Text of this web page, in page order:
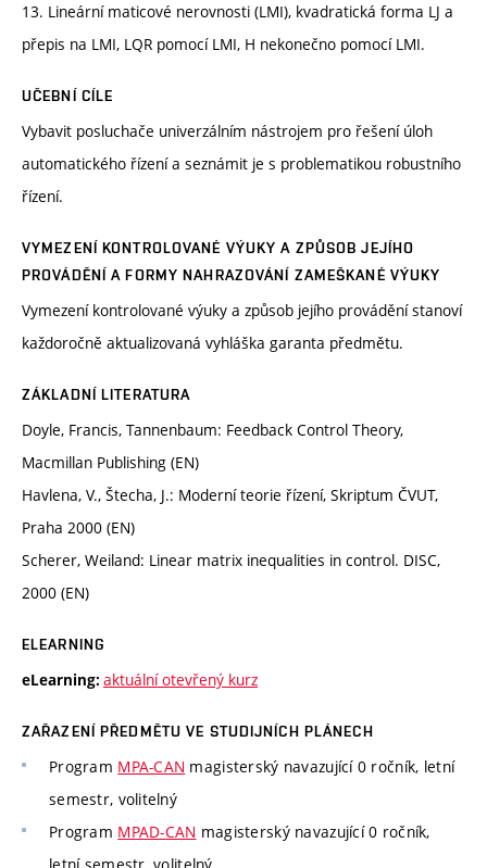
13. Lineární maticové nerovnosti (LMI), kvadratická forma LJ a
přepis na LMI, LQR pomocí LMI, H nekonečno pomocí LMI.
UČEBNÍ CÍLE
Vybavit posluchače univerzálním nástrojem pro řešení úloh
automatického řízení a seznámit je s problematikou robustního
řízení.
VYMEZENÍ KONTROLOVANÉ VÝUKY A ZPŮSOB JEJÍHO
PROVÁDĚNÍ A FORMY NAHRAZOVÁNÍ ZAMEŠKANÉ VÝUKY
Vymezení kontrolované výuky a způsob jejího provádění stanoví
každoročně aktualizovaná vyhláška garanta předmětu.
ZÁKLADNÍ LITERATURA
Doyle, Francis, Tannenbaum: Feedback Control Theory,
Macmillan Publishing (EN)
Havlena, V., Štecha, J.: Moderní teorie řízení, Skriptum ČVUT,
Praha 2000 (EN)
Scherer, Weiland: Linear matrix inequalities in control. DISC,
2000 (EN)
ELEARNING
eLearning: aktuální otevřený kurz
ZAŘAZENÍ PŘEDMĚTU VE STUDIJNÍCH PLÁNECH
Program MPA-CAN magisterský navazující 0 ročník, letní
semestr, volitelný
Program MPAD-CAN magisterský navazující 0 ročník,